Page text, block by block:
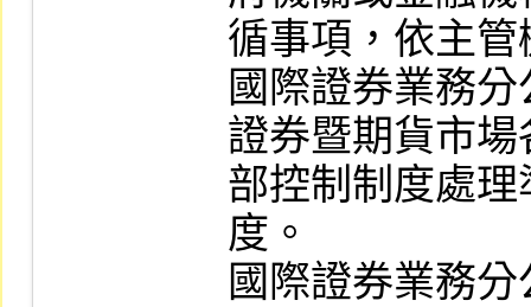
循事項，依主
國際證券業務
證券暨期貨市
部控制制度處
度。
國際證券業務